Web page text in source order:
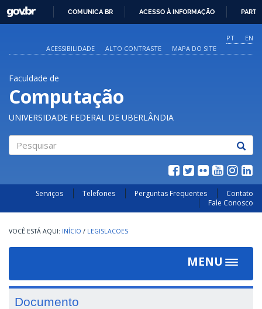
O
CONTEÚDO
GOVBR
COMUNICA BR ACESSO À INFORMAÇÃO
PT
EN
ACESSIBILIDADE
ALTO CONTRASTE MAPA DO SITE
Faculdade de
Computação
UNIVERSIDADE FEDERAL DE UBERLÂNDIA
Serviços Telefones Perguntas Frequentes
Contato
Fale Conosco
INÍCIO / LEGISLACOES
MENU
Toggle
Documento